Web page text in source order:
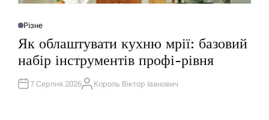
О
У
Л
І
У
В
Різне
Як облаштувати кухню мрії: базовий
набір інструментів профі-рівня
7 Серпня 2026А
Король Віктор Іванович